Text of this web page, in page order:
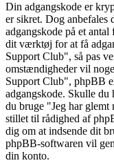
Din adgangskode er
er sikret. Dog anbefales
adgangskode på et
dit værktøj for at få
Support Club", så pas
omstændigheder vil
Support Club", phpBB
adgangskode. Skulle du
du bruge "Jeg har
stillet til rådighed af
dig om at indsende dit
phpBB-softwaren vil
din konto.